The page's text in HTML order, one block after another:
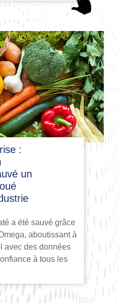
:
un
a été sauvé grâce
aboutissant à
avec des données
à tous les